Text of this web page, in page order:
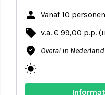
person Vanaf 10 personen
local_offer v.a. € 99,00 p.p.
where_to_vote Overal in Nederland
wb_sunny